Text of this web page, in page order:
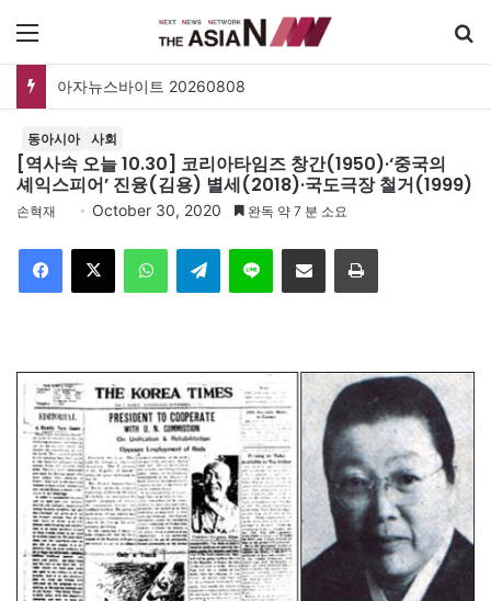
아자뉴스바이트 20260808
동아시아 사회
[역사속 오늘 10.30] 코리아타임즈 창간(1950)·‘중국의
셰익스피어’ 진융(김용) 별세(2018)·국도극장 철거(1999)
손혁재 October 30, 2020 완독 약 7 분 소요
Telegram 이메일